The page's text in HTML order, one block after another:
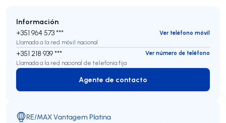
Información
+351 964 573 ***
Ver teléfono móvil
Llamada a la red móvil nacional
+351 218 939 ***
Ver número de teléfono
Llamada a la red nacional de telefonía fija
Agente de contacto
Agente de contacto
RE/MAX Vantagem Platina